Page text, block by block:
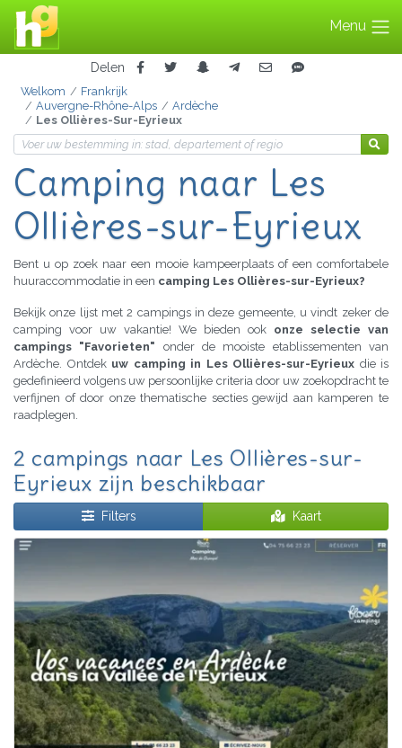
Menu
Delen
Welkom
Frankrijk
Auvergne-Rhône-Alps
Ardèche
Les Ollières-Sur-Eyrieux
Camping naar Les
Ollières-sur-Eyrieux
Bent u op zoek naar een mooie kampeerplaats of een comfortabele
huuraccommodatie in een camping Les Ollières-sur-Eyrieux?
Bekijk onze lijst met 2 campings in deze gemeente, u vindt zeker de
camping voor uw vakantie! We bieden ook onze selectie van
campings "Favorieten" onder de mooiste etablissementen van
Ardèche. Ontdek uw camping in Les Ollières-sur-Eyrieux die is
gedefinieerd volgens uw persoonlijke criteria door uw zoekopdracht te
verfijnen of door onze thematische secties gewijd aan kamperen te
raadplegen.
2 campings naar Les Ollières-sur-
Eyrieux zijn beschikbaar
Filters Kaart